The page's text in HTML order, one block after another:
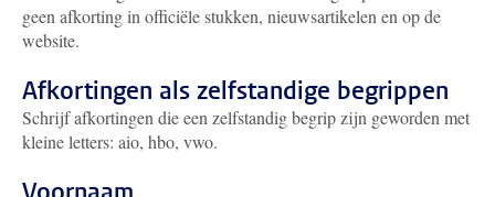
geen afkorting in officiële stukken, nieuwsartikelen en op de
website.
Afkortingen als zelfstandige begrippen
Schrijf afkortingen die een zelfstandig begrip zijn geworden met
kleine letters: aio, hbo, vwo.